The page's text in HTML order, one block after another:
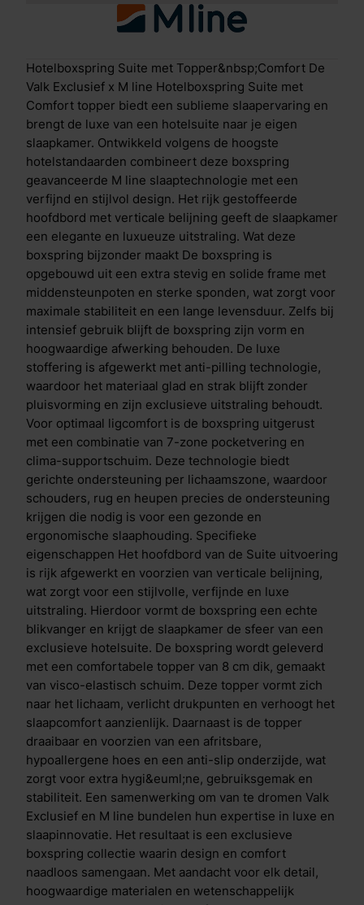
waardoor het materiaal glad en strak blijft zonder
pluisvorming en zijn exclusieve uitstraling behoudt.
met een combinatie van 7-zone pocketvering en
clima-supportschuim. Deze technologie biedt
gerichte ondersteuning per lichaamszone, waardoor
schouders, rug en heupen precies de ondersteuning
krijgen die nodig is voor een gezonde en
ergonomische slaaphouding. Specifieke
eigenschappen Het hoofdbord van de Suite uitvoering
is rijk afgewerkt en voorzien van verticale belijning,
wat zorgt voor een stijlvolle, verfijnde en luxe
uitstraling. Hierdoor vormt de boxspring een echte
blikvanger en krijgt de slaapkamer de sfeer van een
exclusieve hotelsuite. De boxspring wordt geleverd
met een comfortabele topper van 8 cm dik, gemaakt
van visco-elastisch schuim. Deze topper vormt zich
naar het lichaam, verlicht drukpunten en verhoogt het
slaapcomfort aanzienlijk. Daarnaast is de topper
draaibaar en voorzien van een afritsbare,
hypoallergene hoes en een anti-slip onderzijde, wat
zorgt voor extra hygi&euml;ne, gebruiksgemak en
stabiliteit. Een samenwerking om van te dromen Valk
Exclusief en M line bundelen hun expertise in luxe en
slaapinnovatie. Het resultaat is een exclusieve
boxspring collectie waarin design en comfort
naadloos samengaan. Met aandacht voor elk detail,
hoogwaardige materialen en wetenschappelijk
geteste slaaptechnologie transformeert deze
collectie je slaapkamer in een priv&eacute;
vijfsterrenervaring.
Hotelboxspring Suite met Topper&nbsp;Comfort De
Valk Exclusief x M line Hotelboxspring Suite met
Comfort topper biedt een sublieme slaapervaring en
brengt de luxe van een hotelsuite naar je eigen
slaapkamer. Ontwikkeld volgens de hoogste
hotelstandaarden combineert deze boxspring
geavanceerde M line slaaptechnologie met een
verfijnd en stijlvol design. Het rijk gestoffeerde
hoofdbord met verticale belijning geeft de slaapkamer
een elegante en luxueuze uitstraling. Wat deze
boxspring bijzonder maakt De boxspring is
opgebouwd uit een extra stevig en solide frame met
middensteunpoten en sterke sponden, wat zorgt voor
maximale stabiliteit en een lange levensduur. Zelfs bij
intensief gebruik blijft de boxspring zijn vorm en
hoogwaardige afwerking behouden. De luxe
stoffering is afgewerkt met anti-pilling technologie,
waardoor het materiaal glad en strak blijft zonder
pluisvorming en zijn exclusieve uitstraling behoudt.
Voor optimaal ligcomfort is de boxspring uitgerust
met een combinatie van 7-zone pocketvering en
clima-supportschuim. Deze technologie biedt
gerichte ondersteuning per lichaamszone, waardoor
schouders, rug en heupen precies de ondersteuning
krijgen die nodig is voor een gezonde en
ergonomische slaaphouding. Specifieke
eigenschappen Het hoofdbord van de Suite uitvoering
is rijk afgewerkt en voorzien van verticale belijning,
wat zorgt voor een stijlvolle, verfijnde en luxe
uitstraling. Hierdoor vormt de boxspring een echte
blikvanger en krijgt de slaapkamer de sfeer van een
exclusieve hotelsuite. De boxspring wordt geleverd
met een comfortabele topper van 8 cm dik, gemaakt
van visco-elastisch schuim. Deze topper vormt zich
naar het lichaam, verlicht drukpunten en verhoogt het
slaapcomfort aanzienlijk. Daarnaast is de topper
draaibaar en voorzien van een afritsbare,
hypoallergene hoes en een anti-slip onderzijde, wat
zorgt voor extra hygi&euml;ne, gebruiksgemak en
stabiliteit. Een samenwerking om van te dromen Valk
Exclusief en M line bundelen hun expertise in luxe en
slaapinnovatie. Het resultaat is een exclusieve
boxspring collectie waarin design en comfort
naadloos samengaan. Met aandacht voor elk detail,
hoogwaardige materialen en wetenschappelijk